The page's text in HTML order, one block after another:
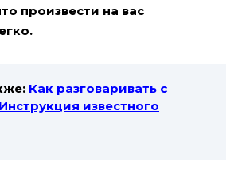
произвести на вас
Как разговаривать с
известного